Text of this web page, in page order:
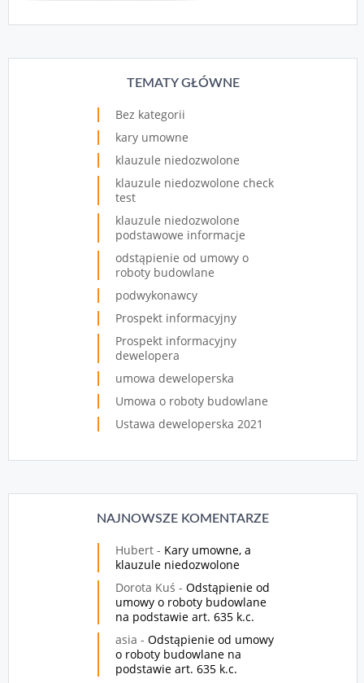
TEMATY GŁÓWNE
Bez kategorii
kary umowne
klauzule niedozwolone
klauzule niedozwolone check
test
klauzule niedozwolone
podstawowe informacje
odstąpienie od umowy o
roboty budowlane
podwykonawcy
Prospekt informacyjny
Prospekt informacyjny
dewelopera
umowa deweloperska
Umowa o roboty budowlane
Ustawa deweloperska 2021
NAJNOWSZE KOMENTARZE
Hubert - Kary umowne, a
klauzule niedozwolone
Dorota Kuś - Odstąpienie od
umowy o roboty budowlane
na podstawie art. 635 k.c.
asia - Odstąpienie od umowy
o roboty budowlane na
podstawie art. 635 k.c.